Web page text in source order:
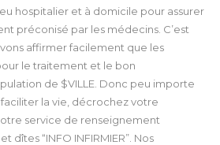
hospitalier et à domicile pour assurer
préconisé par les médecins. C’est
affirmer facilement que les
le traitement et le bon
de $VILLE. Donc peu importe
la vie, décrochez votre
service de renseignement
dîtes “INFO INFIRMIER”. Nos